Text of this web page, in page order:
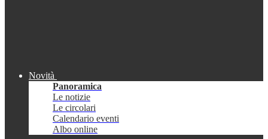
Novità
Panoramica
Le notizie
Le circolari
Calendario eventi
Albo online